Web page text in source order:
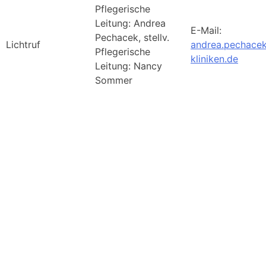
Lichtruf
Pflegerische
Leitung: Andrea
Pechacek, stellv.
Pflegerische
Leitung: Nancy
Sommer
E-Mail:
kliniken.de